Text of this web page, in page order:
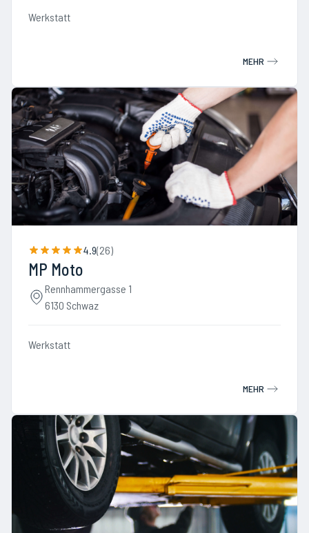
Werkstatt
MEHR
4.9(26)
MP Moto
Rennhammergasse 1
6130 Schwaz
Werkstatt
MEHR